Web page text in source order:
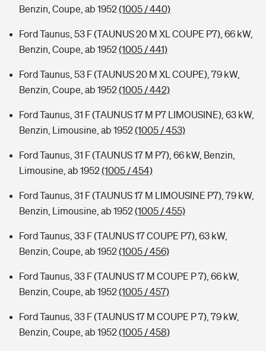
Benzin, Coupe, ab 1952(1005 / 440)
Ford Taunus, 53 F (TAUNUS 20 M XL COUPE P7), 66 kW,
Benzin, Coupe, ab 1952(1005 / 441)
Ford Taunus, 53 F (TAUNUS 20 M XL COUPE), 79 kW,
Benzin, Coupe, ab 1952(1005 / 442)
Ford Taunus, 31 F (TAUNUS 17 M P7 LIMOUSINE), 63 kW,
Benzin, Limousine, ab 1952(1005 / 453)
Ford Taunus, 31 F (TAUNUS 17 M P7), 66 kW, Benzin,
Limousine, ab 1952(1005 / 454)
Ford Taunus, 31 F (TAUNUS 17 M LIMOUSINE P7), 79 kW,
Benzin, Limousine, ab 1952(1005 / 455)
Ford Taunus, 33 F (TAUNUS 17 COUPE P7), 63 kW,
Benzin, Coupe, ab 1952(1005 / 456)
Ford Taunus, 33 F (TAUNUS 17 M COUPE P 7), 66 kW,
Benzin, Coupe, ab 1952(1005 / 457)
Ford Taunus, 33 F (TAUNUS 17 M COUPE P 7), 79 kW,
Benzin, Coupe, ab 1952(1005 / 458)